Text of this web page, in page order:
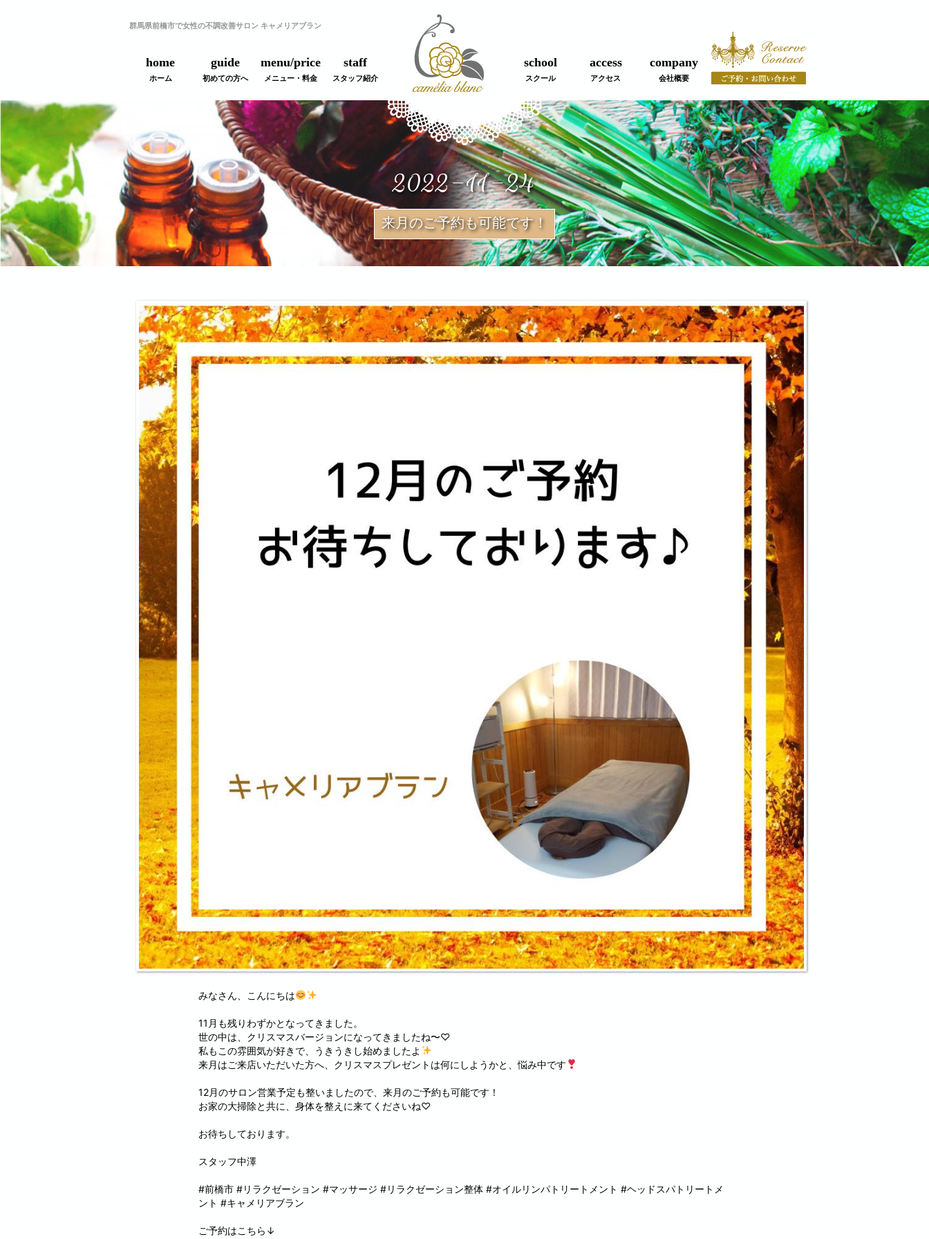
群馬県前橋市で女性の不調改善サロン キャメリアブラン
home
ホーム
guide
初めての方へ
menu/price
メニュー・料金
staff
スタッフ紹介
school
スクール
access
アクセス
company
会社概要
2022-11-24
来月のご予約も可能です！
みなさん、こんにちは
11月も残りわずかとなってきました。
世の中は、クリスマスバージョンになってきましたね〜♡
私もこの雰囲気が好きで、うきうきし始めましたよ
来月はご来店いただいた方へ、クリスマスプレゼントは何にしようかと、悩み中です
12月のサロン営業予定も整いましたので、来月のご予約も可能です！
お家の大掃除と共に、身体を整えに来てくださいね♡
お待ちしております。
スタッフ中澤
#前橋市 #リラクゼーション #マッサージ #リラクゼーション整体 #オイルリンパトリートメント #ヘッドスパトリートメ
ント #キャメリアブラン
ご予約はこちら↓